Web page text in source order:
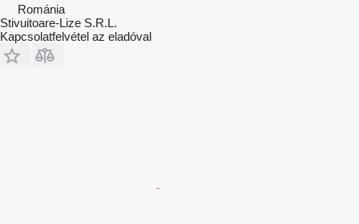
Románia
Stivuitoare-Lize S.R.L.
Kapcsolatfelvétel az eladóval